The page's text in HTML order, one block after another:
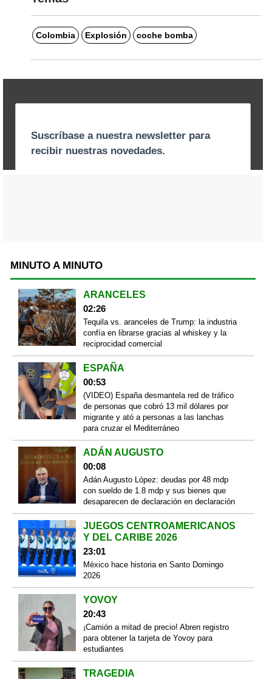
Colombia Explosión coche bomba
MINUTO A MINUTO
ARANCELES
02:26
Tequila vs. aranceles de Trump: la industria
confía en librarse gracias al whiskey y la
reciprocidad comercial
ESPAÑA
00:53
(VIDEO) España desmantela red de tráfico
de personas que cobró 13 mil dólares por
migrante y ató a personas a las lanchas
para cruzar el Mediterráneo
ADÁN AUGUSTO
00:08
Adán Augusto López: deudas por 48 mdp
con sueldo de 1.8 mdp y sus bienes que
desaparecen de declaración en declaración
JUEGOS CENTROAMERICANOS
Y DEL CARIBE 2026
23:01
México hace historia en Santo Domingo
2026
YOVOY
20:43
¡Camión a mitad de precio! Abren registro
para obtener la tarjeta de Yovoy para
estudiantes
TRAGEDIA